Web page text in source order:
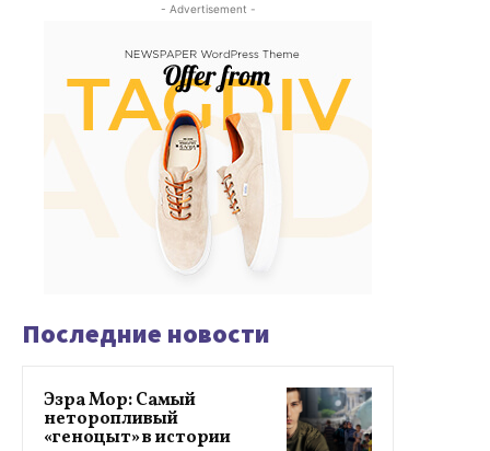
- Advertisement -
Последние новости
Эзра Мор: Самый
неторопливый
«геноцыт» в истории